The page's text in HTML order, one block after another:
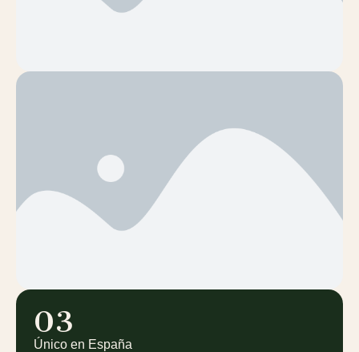
03
Único en España